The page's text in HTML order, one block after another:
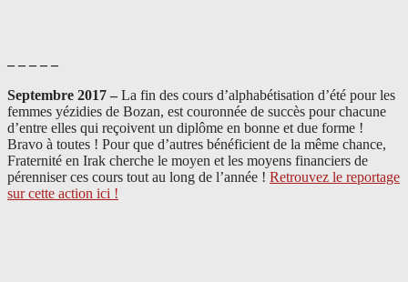
– – – – –
Septembre 2017 – La fin des cours d’alphabétisation d’été pour les
femmes yézidies de Bozan, est couronnée de succès pour chacune
d’entre elles qui reçoivent un diplôme en bonne et due forme !
Bravo à toutes ! Pour que d’autres bénéficient de la même chance,
Fraternité en Irak cherche le moyen et les moyens financiers de
pérenniser ces cours tout au long de l’année ! Retrouvez le reportage
sur cette action ici !